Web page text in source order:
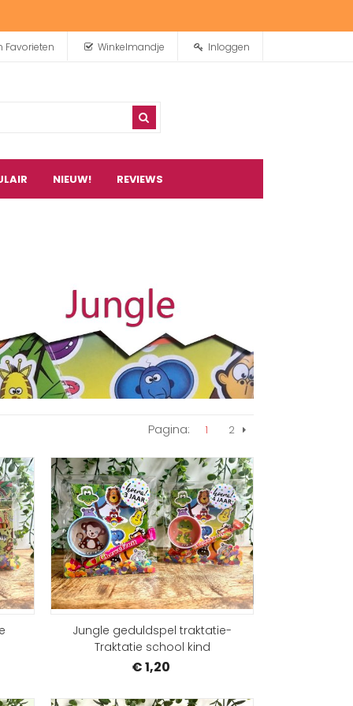
Favorieten Winkelmandje Inloggen
NIEUW! REVIEWS
Pagina: 1
2
SAMENSTELLEN
Jungle geduldspel traktatie-
Traktatie school kind
€ 1,20